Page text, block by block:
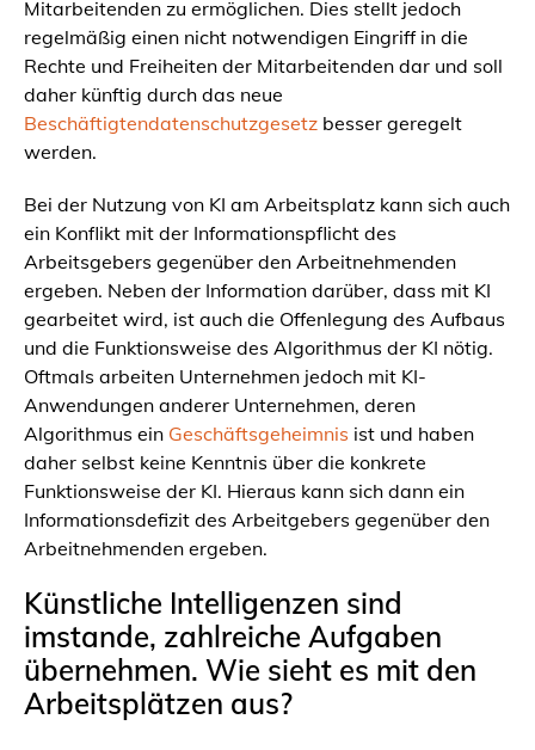
Mitarbeitenden zu ermöglichen. Dies stellt jedoch
regelmäßig einen nicht notwendigen Eingriff in die
Rechte und Freiheiten der Mitarbeitenden dar und soll
daher künftig durch das neue
Beschäftigtendatenschutzgesetz besser geregelt
werden.
Bei der Nutzung von KI am Arbeitsplatz kann sich auch
ein Konflikt mit der Informationspflicht des
Arbeitsgebers gegenüber den Arbeitnehmenden
ergeben. Neben der Information darüber, dass mit KI
gearbeitet wird, ist auch die Offenlegung des Aufbaus
und die Funktionsweise des Algorithmus der KI nötig.
Oftmals arbeiten Unternehmen jedoch mit KI-
Anwendungen anderer Unternehmen, deren
Algorithmus ein Geschäftsgeheimnis ist und haben
daher selbst keine Kenntnis über die konkrete
Funktionsweise der KI. Hieraus kann sich dann ein
Informationsdefizit des Arbeitgebers gegenüber den
Arbeitnehmenden ergeben.
Künstliche Intelligenzen sind
imstande, zahlreiche Aufgaben
übernehmen. Wie sieht es mit den
Arbeitsplätzen aus?